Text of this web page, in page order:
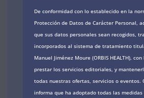
De conformidad con lo establecido en la
Protección de Datos de Carácter Personal,
que sus datos personales sean recogidos,
incorporados al sistema de tratamiento
Manuel Jiménez Moure (ORBIS HEALTH),
prestar los servicios editoriales, y
todas nuestras ofertas, servicios o eventos.
informa que ha adoptado todas las medidas